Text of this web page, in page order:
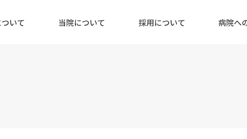
いて 当院について 採用について 病院へ